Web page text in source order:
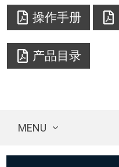
操作手册
产品目录
MENU